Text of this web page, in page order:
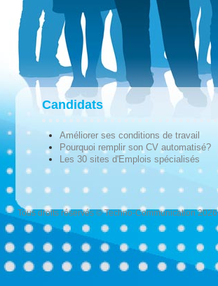
Candidats
Améliorer ses conditions de travail
Pourquoi remplir son CV automatisé?
Les 30 sites d'Emplois spécialisés
Tous droits réservés © Techno-Communication 2026